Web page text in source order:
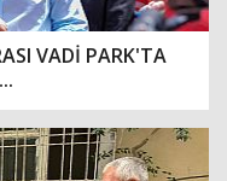
VADİ PARK'TA